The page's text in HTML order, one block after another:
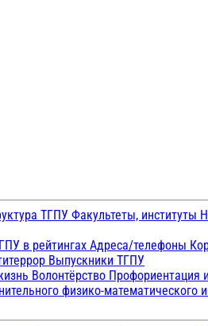
ТГПУ Факультеты, институты
в рейтингах Адреса/телефоны
Выпускники ТГПУ
Волонтёрство Профориентация
физико-математического